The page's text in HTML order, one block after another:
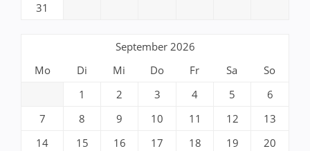
31
September 2026
Mo
Di Mi Do Fr Sa
So
1
2 3 4 5
6
7
8 9 10 11 12
13
14
15 16 17 18 19
20